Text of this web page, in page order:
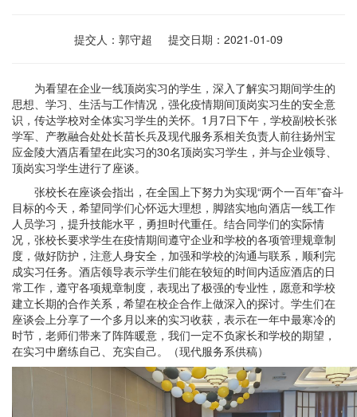
提交人：郭守超 提交日期：2021-01-09
为看望在企业一线顶岗实习的学生，深入了解实习期间学生的
思想、学习、生活与工作情况，强化疫情期间顶岗实习生的安全意
识，传达学校对全体实习学生的关怀。1月7日下午，学校副校长张
学军、产教融合处处长苗长兵及现代服务系相关负责人前往扬州宝
应金陵大酒店看望在此实习的30名顶岗实习学生，并与企业领导、
顶岗实习学生进行了座谈。
张校长在座谈会指出，在全国上下努力为实现“两个一百年”奋斗
目标的今天，希望同学们心怀远大理想，脚踏实地向酒店一线工作
人员学习，提升技能水平，勇担时代重任。结合同学们的实际情
况，张校长要求学生在疫情期间遵守企业和学校的各项管理规章制
度，做好防护，注意人身安全，加强和学校的沟通与联系，顺利完
成实习任务。酒店领导表示学生们能在较短的时间内适应酒店的日
常工作，遵守各项规章制度，表现出了极强的专业性，愿意和学校
建立长期的合作关系，希望在校企合作上做深入的探讨。学生们在
座谈会上分享了一个多月以来的实习收获，表示在一年中最寒冷的
时节，老师们带来了阵阵暖意，我们一定不负家长和学校的期望，
在实习中磨练自己、充实自己。（现代服务系供稿）